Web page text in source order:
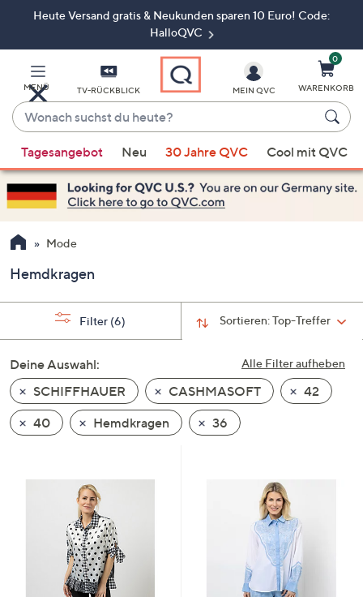
ZumHeute Versand gratis & Neukunden sparen 10 Euro! Code:
HalloQVC
MENÜ TV-RÜCKBLICK
Wonach
suchst
du
heute?
Vorschläge
verfügbar
sind,
verwenden
Sie
Pfeiltasten
nach
und
nach
unten
oder
wischen
Sie
MEIN QVC
0
WARENKORB
Tagesangebot Neu 30 Jahre QVC Cool mit QVC
Mode
Hemdkragen
Sortieren:Top-Treffer
Filter (6)
Alle Filter aufheben
Deine Auswahl:
SCHIFFHAUER
CASHMASOFT
42
40
Hemdkragen 36